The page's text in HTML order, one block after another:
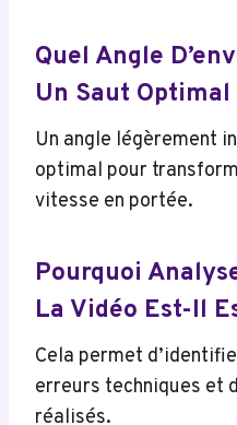
Quel Angle
Un Saut Optimal
Un angle légèrement
optimal pour
vitesse en portée.
Pourquoi
La Vidéo Est-Il
Cela permet
erreurs techniques et
réalisés.